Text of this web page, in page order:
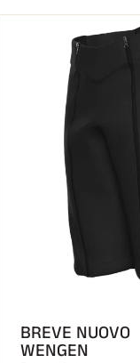
BREVE NUOVO
WENGEN